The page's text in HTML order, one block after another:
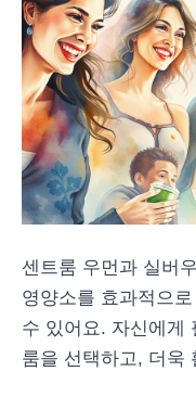
센트룸 우먼과 실버
영양소를 효과적으
수 있어요. 자신에게
룸을 선택하고, 더욱